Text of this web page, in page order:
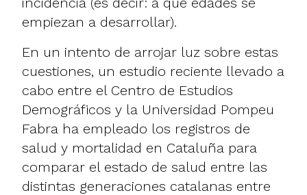
empiezan a desarrollar).
En un intento de arrojar luz sobre estas
cuestiones, un estudio reciente llevado a
cabo entre el Centro de Estudios
Demográficos y la Universidad Pompeu
Fabra ha empleado los registros de
salud y mortalidad en Cataluña para
comparar el estado de salud entre las
distintas generaciones catalanas entre